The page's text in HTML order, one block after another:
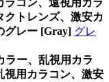
コン、遠視用カラ
クトレンズ、激安カ
グレー [Gray] グレ
ラー、乱視用カラ
視用カラコン、激安